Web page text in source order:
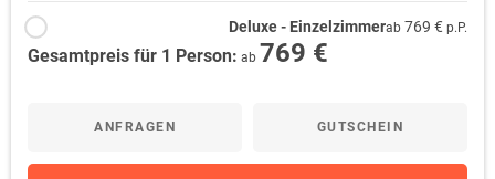
Deluxe - Einzelzimmerab 769 € p.P.
Gesamtpreis für 1 Person: ab 769 €
ANFRAGEN GUTSCHEIN